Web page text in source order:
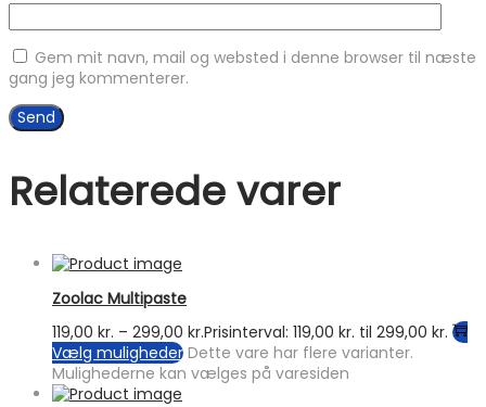
Gem mit navn, mail og websted i denne browser til næste
gang jeg kommenterer.
Relaterede varer
Zoolac Multipaste
119,00 kr. – 299,00 kr.Prisinterval: 119,00 kr. til 299,00 kr.
Vælg muligheder Dette vare har flere varianter.
Mulighederne kan vælges på varesiden